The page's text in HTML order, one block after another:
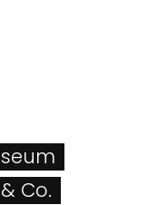
Co.